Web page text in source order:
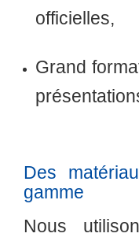
officielles,
Grand
Des
gamme
Nous